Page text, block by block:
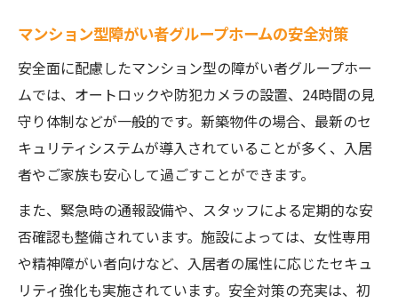
マンション型障がい者グループホームの安全対策
安全面に配慮したマンション型の障がい者グループホー
ムでは、オートロックや防犯カメラの設置、24時間の見
守り体制などが一般的です。新築物件の場合、最新のセ
キュリティシステムが導入されていることが多く、入居
者やご家族も安心して過ごすことができます。
また、緊急時の通報設備や、スタッフによる定期的な安
否確認も整備されています。施設によっては、女性専用
や精神障がい者向けなど、入居者の属性に応じたセキュ
リティ強化も実施されています。安全対策の充実は、初